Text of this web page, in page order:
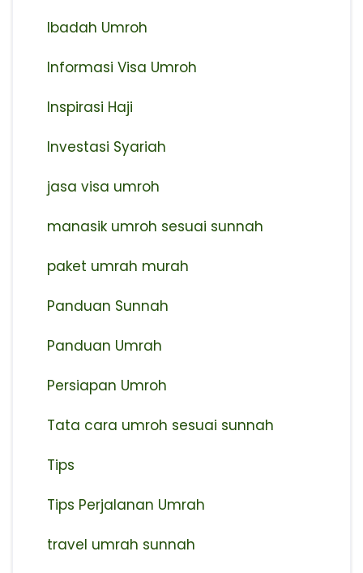
Ibadah Umroh
Informasi Visa Umroh
Inspirasi Haji
Investasi Syariah
jasa visa umroh
manasik umroh sesuai sunnah
paket umrah murah
Panduan Sunnah
Panduan Umrah
Persiapan Umroh
Tata cara umroh sesuai sunnah
Tips
Tips Perjalanan Umrah
travel umrah sunnah